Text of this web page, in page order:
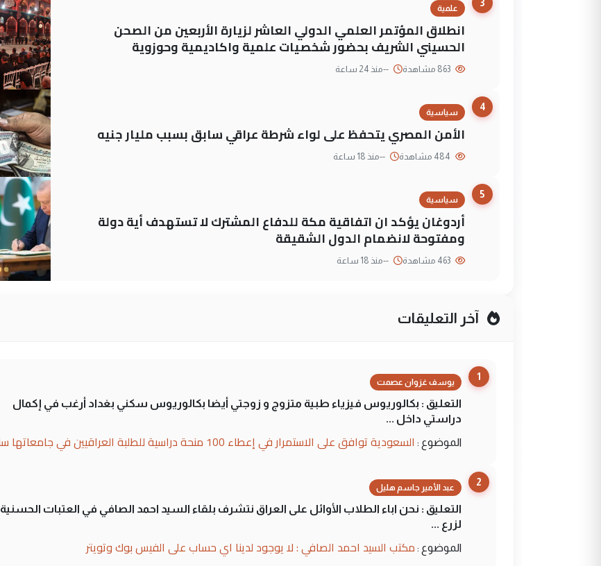
3
علمية
انطلاق المؤتمر العلمي الدولي العاشر لزيارة الأربعين من الصحن
الحسيني الشريف بحضور شخصيات علمية واكاديمية وحوزوية
--منذ 24 ساعة
4
سياسية
الأمن المصري يتحفظ على لواء شرطة عراقي سابق بسبب مليار جنيه
--منذ 18 ساعة
5
سياسية
أردوغان يؤكد ان اتفاقية مكة للدفاع المشترك لا تستهدف أية دولة
ومفتوحة لانضمام الدول الشقيقة
--منذ 18 ساعة
آخر التعليقات
1
يوسف غزوان عصمت
التعليق : بكالوريوس فيزياء طبية متزوج و زوجتي أيضا بكالوريوس سكني بغداد أرغب في إكمال
دراستي داخل ...
الموضوع : السعودية توافق على الاستمرار في إعطاء 100 منحة دراسية للطلبة العراقيين في جامعاتها سنويا
2
عبد الأمير جاسم هليل
التعليق : نحن اباء الطلاب الأوائل على العراق نتشرف بلقاء السيد احمد الصافي في العتبات الحسنية
لزرع ...
الموضوع : مكتب السيد احمد الصافي : لا يوجود لدينا اي حساب على الفيس بوك وتويتر